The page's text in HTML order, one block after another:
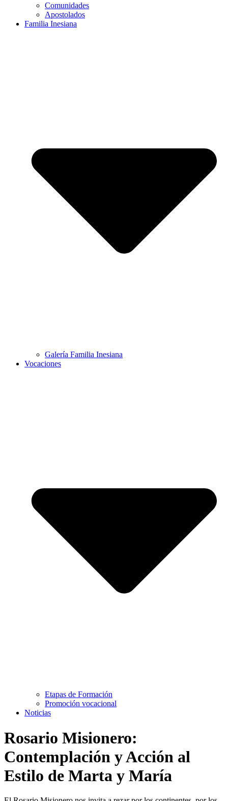
Comunidades
Apostolados
Familia Inesiana
Galería Familia Inesiana
Vocaciones
Etapas de Formación
Promoción vocacional
Noticias
Rosario Misionero:
Contemplación y Acción al
Estilo de Marta y María